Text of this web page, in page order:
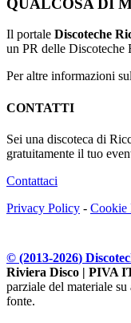
Il portale Discoteche
un PR delle Discoteche
Per altre informazioni
CONTATTI
Sei una discoteca di
gratuitamente il tuo
Contattaci
Privacy Policy - Cookie
© (2013-2026)
Riviera Disco | PIVA
parziale del materiale
fonte.